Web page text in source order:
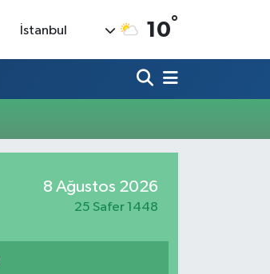
İstanbul 10°
8 Ağustos 2026
25 Safer 1448